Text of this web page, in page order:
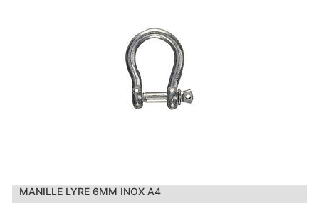
MANILLE LYRE 6MM INOX A4